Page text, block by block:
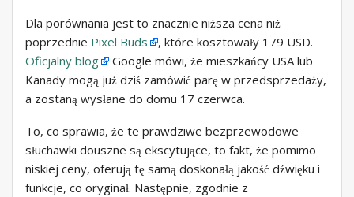
Dla porównania jest to znacznie niższa cena niż
poprzednie Pixel Buds
, które kosztowały 179 USD.
Oficjalny blog
Google mówi, że mieszkańcy USA lub
Kanady mogą już dziś zamówić parę w przedsprzedaży,
a zostaną wysłane do domu 17 czerwca.
To, co sprawia, że ​​te prawdziwe bezprzewodowe
słuchawki douszne są ekscytujące, to fakt, że pomimo
niskiej ceny, oferują tę samą doskonałą jakość dźwięku i
funkcje, co oryginał. Następnie, zgodnie z